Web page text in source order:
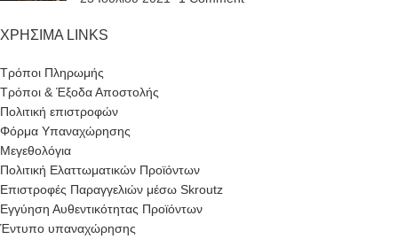
ΧΡΗΣΙΜΑ LINKS
Τρόποι Πληρωμής
Τρόποι & Έξοδα Αποστολής
Πολιτική επιστροφών
Φόρμα Υπαναχώρησης
Μεγεθολόγια
Πολιτική Ελαττωματικών Προϊόντων
Επιστροφές Παραγγελιών μέσω Skroutz
Εγγύηση Αυθεντικότητας Προϊόντων
Έντυπο υπαναχώρησης